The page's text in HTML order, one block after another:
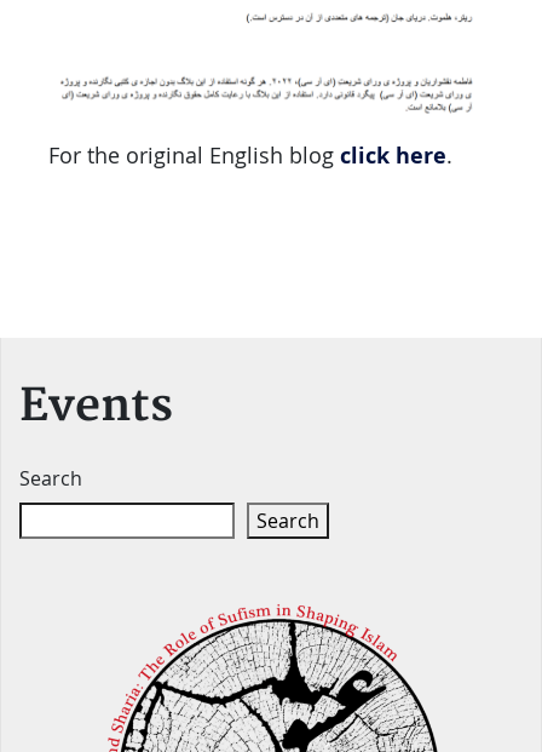
For the original English blog click here.
Events
Search
Search